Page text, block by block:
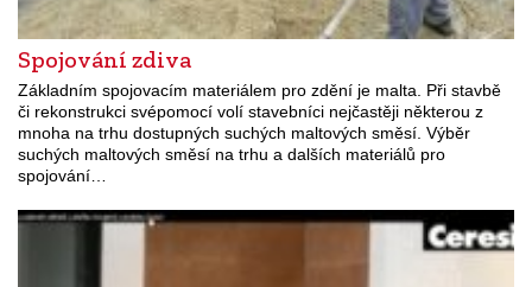
Spojování zdiva
Základním spojovacím materiálem pro zdění je malta. Při stavbě
či rekonstrukci svépomocí volí stavebníci nejčastěji některou z
mnoha na trhu dostupných suchých maltových směsí. Výběr
suchých maltových směsí na trhu a dalších materiálů pro
spojování…